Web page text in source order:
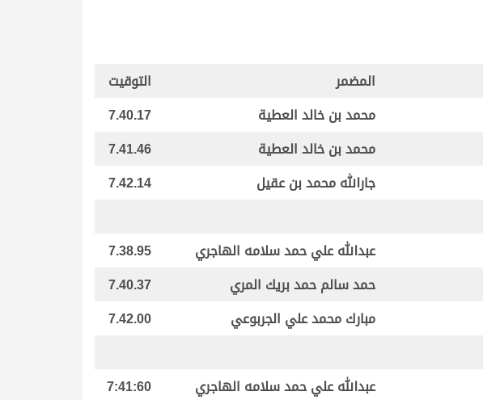
المضمر
التوقيت
محمد بن خالد العطية
7.40.17
محمد بن خالد العطية
7.41.46
جارالله محمد بن عقيل 7.42.14
عبدالله علي حمد سلامه الهاجري
7.38.95
حمد سالم حمد بريك المري
7.40.37
مبارك محمد علي الجربوعي 7.42.00
عبدالله علي حمد سلامه الهاجري
7:41:60